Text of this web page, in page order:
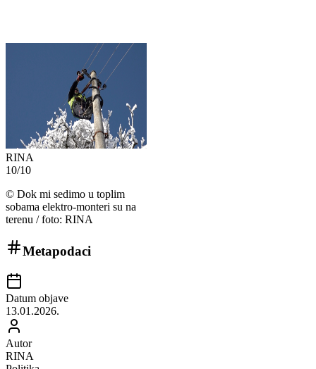
RINA
10/10
© Dok mi sedimo u toplim
sobama elektro-monteri su na
terenu / foto: RINA
Metapodaci
Datum objave
13.01.2026.
Autor
RINA